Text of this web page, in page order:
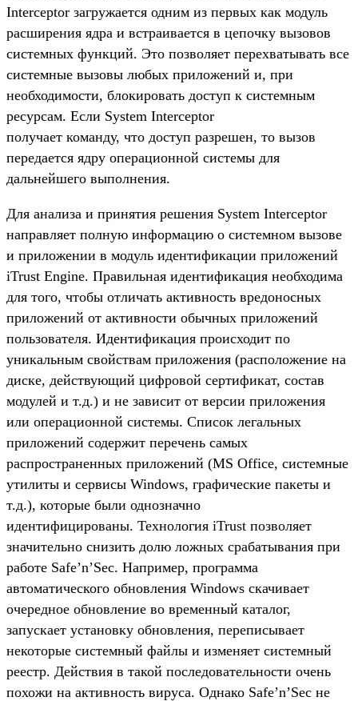
Interceptor загружается одним из первых как модуль
расширения ядра и встраивается в цепочку вызовов
системных функций. Это позволяет перехватывать все
системные вызовы любых приложений и, при
необходимости, блокировать доступ к системным
ресурсам. Если System Interceptor
получает команду, что доступ разрешен, то вызов
передается ядру операционной системы для
дальнейшего выполнения.
Для анализа и принятия решения System Interceptor
направляет полную информацию о системном вызове
и приложении в модуль идентификации приложений
iTrust Engine. Правильная идентификация необходима
для того, чтобы отличать активность вредоносных
приложений от активности обычных приложений
пользователя. Идентификация происходит по
уникальным свойствам приложения (расположение на
диске, действующий цифровой сертификат, состав
модулей и т.д.) и не зависит от версии приложения
или операционной системы. Список легальных
приложений содержит перечень самых
распространенных приложений (MS Office, системные
утилиты и сервисы Windows, графические пакеты и
т.д.), которые были однозначно
идентифицированы. Технология iTrust позволяет
значительно снизить долю ложных срабатывания при
работе Safe’n’Sec. Например, программа
автоматического обновления Windows скачивает
очередное обновление во временный каталог,
запускает установку обновления, переписывает
некоторые системный файлы и изменяет системный
реестр. Действия в такой последовательности очень
похожи на активность вируса. Однако Safe’n’Sec не